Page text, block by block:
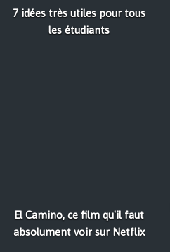
7 idées très utiles pour tous
les étudiants
El Camino, ce film qu'il faut
absolument voir sur Netflix